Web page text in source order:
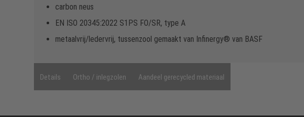
carbon neus
EN ISO 20345:2022 S1PS FO/SR, type A
metaalvrij/ledervrij, tussenzool gemaakt van Infinergy® van BASF
Details Ortho / inlegzolen Aandeel gerecycled materiaal